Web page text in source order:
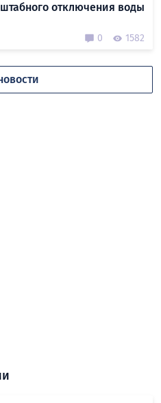
отключения воды
0 1582